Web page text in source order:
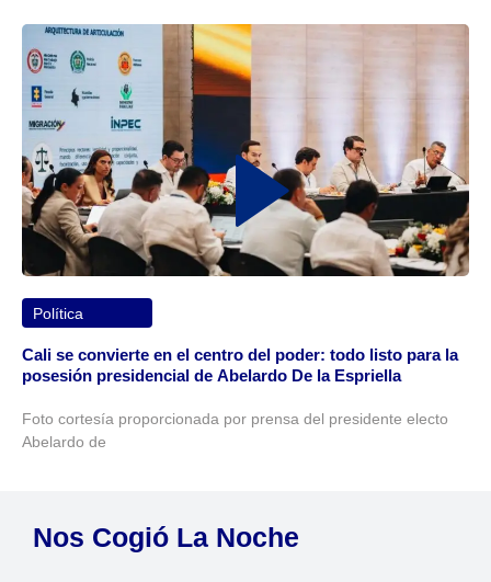
Política
Cali se convierte en el centro del poder: todo listo para la
posesión presidencial de Abelardo De la Espriella
Foto cortesía proporcionada por prensa del presidente electo
Abelardo de
Nos Cogió La Noche